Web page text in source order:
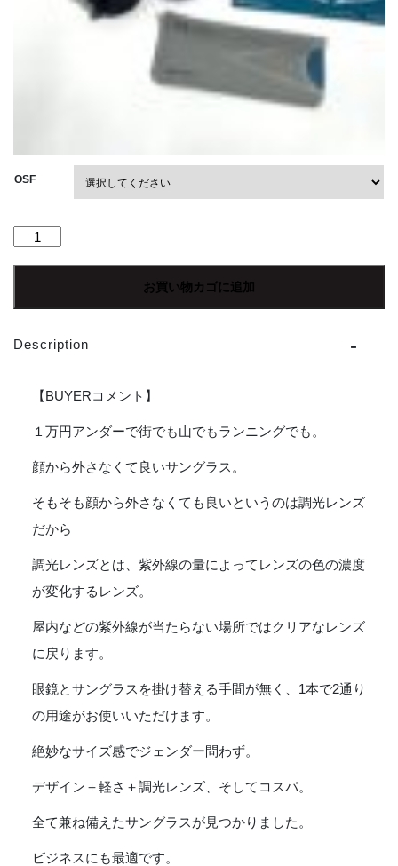
OSF
【Unisex】
イ
ー
BLACK
GREY
MBK-
GRY]
お買い物カゴに追加
Description
【BUYERコメント】
１万円アンダーで街でも山でもランニングでも。
顔から外さなくて良いサングラス。
そもそも顔から外さなくても良いというのは調光レンズ
だから
調光レンズとは、紫外線の量によってレンズの色の濃度
が変化するレンズ。
屋内などの紫外線が当たらない場所ではクリアなレンズ
に戻ります。
眼鏡とサングラスを掛け替える手間が無く、1本で2通り
の用途がお使いいただけます。
絶妙なサイズ感でジェンダー問わず。
デザイン＋軽さ＋調光レンズ、そしてコスパ。
全て兼ね備えたサングラスが見つかりました。
ビジネスにも最適です。